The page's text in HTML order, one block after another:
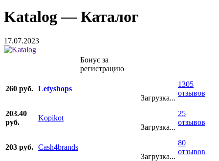
Katalog — Каталог
17.07.2023
Бонус за
регистрацию
260 руб. Letyshops
Загрузка...
1305
отзывов
203.40
руб.
Kopikot
Загрузка...
25
отзывов
203 руб. Cash4brands
Загрузка...
80
отзывов